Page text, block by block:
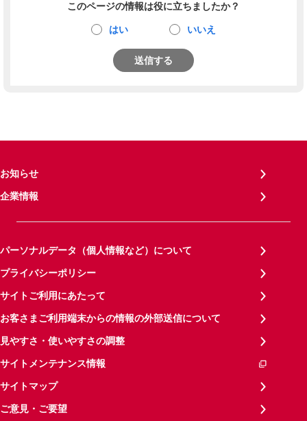
このページの情報は役に立ちましたか？
はい いいえ
送信する
お知らせ
企業情報
パーソナルデータ（個人情報など）について
プライバシーポリシー
サイトご利用にあたって
お客さまご利用端末からの情報の外部送信について
見やすさ・使いやすさの調整
サイトメンテナンス情報
サイトマップ
ご意見・ご要望